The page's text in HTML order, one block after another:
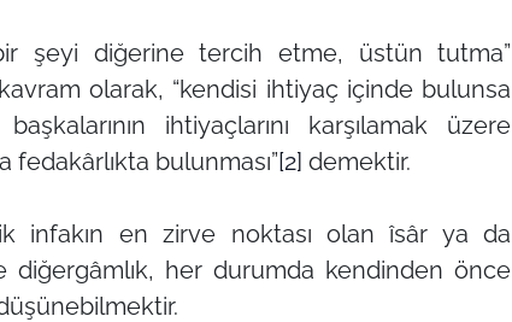
şeyi diğerine tercih etme, üstün tutma”
olarak, “kendisi ihtiyaç içinde bulunsa
ihtiyaçlarını karşılamak üzere
fedakârlıkta bulunması”[2] demektir.
infakın en zirve noktası olan îsâr ya da
diğergâmlık, her durumda kendinden önce